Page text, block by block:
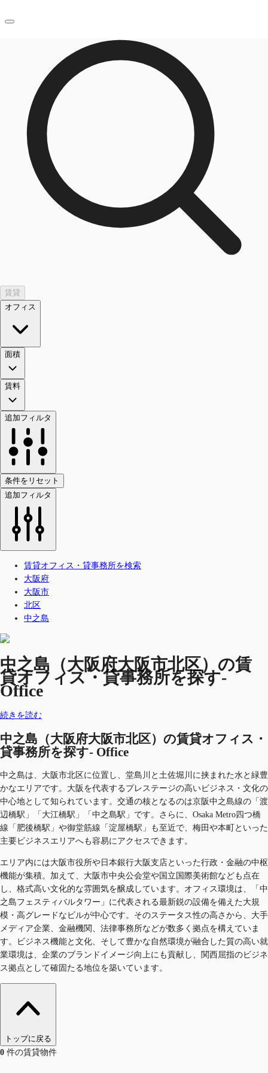
オフィス・事務所
倉庫・物流センター
地図検索
記事
仲介会社様はこちらへ
お気に入り
お電話
賃貸
オフィス
面積
賃料
追加フィルタ
条件をリセット
追加フィルタ
賃貸オフィス・貸事務所を検索
大阪府
大阪市
北区
中之島
中之島（大阪府大阪市北区）の賃
貸オフィス・貸事務所を探す-
Office
続きを読む
中之島（大阪府大阪市北区）の賃貸オフィス・
貸事務所を探す- Office
中之島は、大阪市北区に位置し、堂島川と土佐堀川に挟まれた水と緑豊
かなエリアです。大阪を代表するプレステージの高いビジネス・文化の
中心地として知られています。交通の核となるのは京阪中之島線の「渡
辺橋駅」「大江橋駅」「中之島駅」です。さらに、Osaka Metro四つ橋
線「肥後橋駅」や御堂筋線「淀屋橋駅」も至近で、梅田や本町といった
主要ビジネスエリアへも容易にアクセスできます。
エリア内には大阪市役所や日本銀行大阪支店といった行政・金融の中枢
機能が集積。加えて、大阪市中央公会堂や国立国際美術館なども点在
し、格式高い文化的な雰囲気を醸成しています。オフィス環境は、「中
之島フェスティバルタワー」に代表される最新鋭の設備を備えた大規
模・高グレードなビルが中心です。そのステータス性の高さから、大手
メディア企業、金融機関、法律事務所などが数多く拠点を構えていま
す。ビジネス機能と文化、そして豊かな自然環境が融合した質の高い就
業環境は、企業のブランドイメージ向上にも貢献し、関西屈指のビジネ
ス拠点として確固たる地位を築いています。
トップに戻る
0 件の賃貸物件